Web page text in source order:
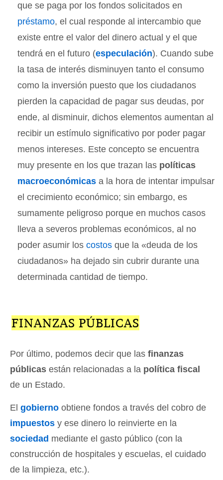
que se paga por los fondos solicitados en
préstamo, el cual responde al intercambio que
existe entre el valor del dinero actual y el que
tendrá en el futuro (especulación). Cuando sube
la tasa de interés disminuyen tanto el consumo
como la inversión puesto que los ciudadanos
pierden la capacidad de pagar sus deudas, por
ende, al disminuir, dichos elementos aumentan al
recibir un estímulo significativo por poder pagar
menos intereses. Este concepto se encuentra
muy presente en los que trazan las políticas
macroeconómicas a la hora de intentar impulsar
el crecimiento económico; sin embargo, es
sumamente peligroso porque en muchos casos
lleva a severos problemas económicos, al no
poder asumir loscostos que la «deuda de los
ciudadanos» ha dejado sin cubrir durante una
determinada cantidad de tiempo.
FINANZAS PÚBLICAS
Por último, podemos decir que las finanzas
públicas están relacionadas a la política fiscal
de un Estado.
El gobierno obtiene fondos a través del cobro de
impuestos y ese dinero lo reinvierte en la
sociedad mediante el gasto público (con la
construcción de hospitales y escuelas, el cuidado
de la limpieza, etc.).